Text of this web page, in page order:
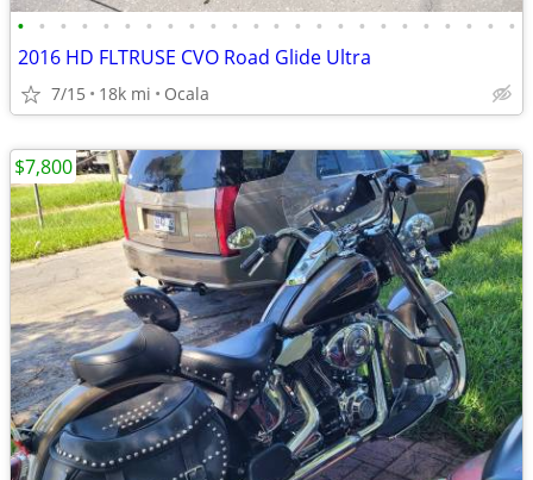
• • • • • • • • • • • • • • • • • • • • • • • •
2016 HD FLTRUSE CVO Road Glide Ultra
7/15 18k mi Ocala
$7,800